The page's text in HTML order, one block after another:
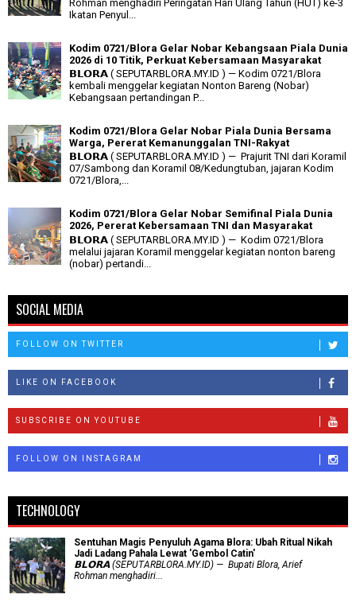
Rohman menghadiri Peringatan Hari Ulang Tahun (HUT) ke-3
Ikatan Penyul...
Kodim 0721/Blora Gelar Nobar Kebangsaan Piala Dunia
2026 di 10 Titik, Perkuat Kebersamaan Masyarakat
𝗕𝗟𝗢𝗥𝗔 ( SEPUTARBLORA.MY.ID ) — Kodim 0721/Blora
kembali menggelar kegiatan Nonton Bareng (Nobar)
Kebangsaan pertandingan P...
Kodim 0721/Blora Gelar Nobar Piala Dunia Bersama
Warga, Pererat Kemanunggalan TNI-Rakyat
𝗕𝗟𝗢𝗥𝗔 ( SEPUTARBLORA.MY.ID ) — Prajurit TNI dari Koramil
07/Sambong dan Koramil 08/Kedungtuban, jajaran Kodim
0721/Blora,...
Kodim 0721/Blora Gelar Nobar Semifinal Piala Dunia
2026, Pererat Kebersamaan TNI dan Masyarakat
𝗕𝗟𝗢𝗥𝗔 ( SEPUTARBLORA.MY.ID ) — Kodim 0721/Blora
melalui jajaran Koramil menggelar kegiatan nonton bareng
(nobar) pertandi...
SOCIAL MEDIA
FOLLOW ON TWITTER
LIKE ON FACEBOOK
SUBSCRIBE ON YOUTUBE
FOLLOW ON INSTAGRAM
TECHNOLOGY
Sentuhan Magis Penyuluh Agama Blora: Ubah Ritual Nikah
Jadi Ladang Pahala Lewat 'Gembol Catin'
𝗕𝗟𝗢𝗥𝗔 (SEPUTARBLORA.MY.ID) — Bupati Blora, Arief
Rohman menghadiri...